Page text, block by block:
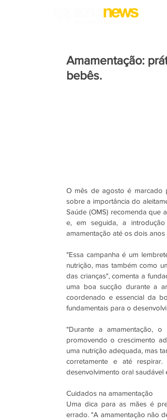
Amamentação:
bebês.
O mês de agosto é marcado
sobre a importância do
Saúde (OMS) recomenda que
e, em seguida, a
amamentação até os dois
"Essa campanha é um
nutrição, mas também como
das crianças", comenta a
uma boa sucção durante a
coordenado e essencial da
fundamentais para o
"Durante a amamentação,
promovendo o crescimento
uma nutrição adequada, mas
corretamente e até
desenvolvimento oral saudável
Cuidados na amamentação
Uma dica para as mães é
errado. "A amamentação não